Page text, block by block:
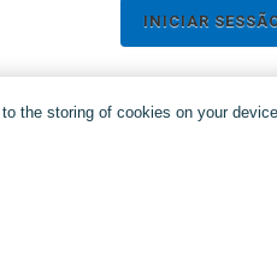
INICIAR
the storing of cookies on your